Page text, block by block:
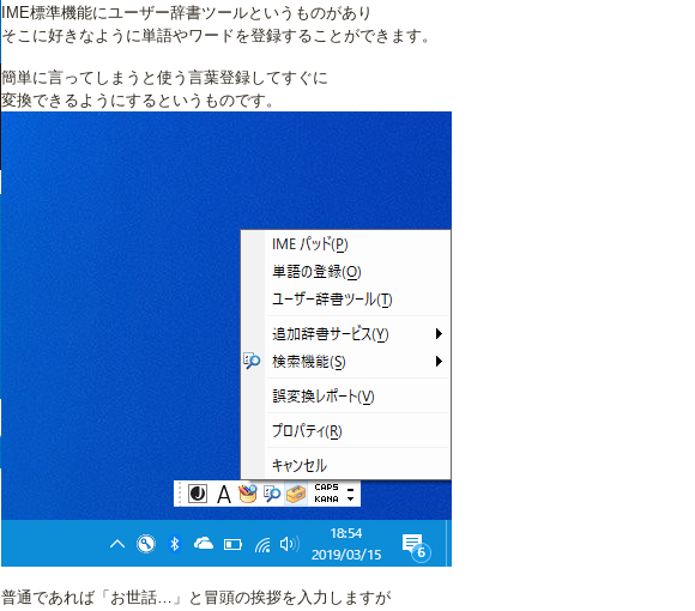
IME標準機能にユーザー辞書ツールというものがあり
そこに好きなように単語やワードを登録することができます。
簡単に言ってしまうと使う言葉登録してすぐに
変換できるようにするというものです。
普通であれば「お世話…」と冒頭の挨拶を入力しますが